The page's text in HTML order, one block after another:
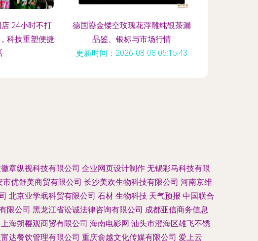
24小时不打
科技重塑便捷
德国鎏金镂空玫瑰花浮雕纯银茶漏
品鉴、银标与市场行情
更新时间：2026-08-08 05:15:43
章纵视科技有限公司 企业网页设计制作 无锡彩马科技有限
市优舒美商贸有限公司 长沙美欢生物科技有限公司 河南京维
北京业学珉科贸有限公司 石材 生物科技 天气预报 中国联合
限公司 黑龙江省讼诚法律咨询有限公司 成都亚信商务信息
上海朔樱观商贸有限公司 海南电影网 汕头市澄海区雄飞不锈
达餐饮管理有限公司 重庆俞越文化传媒有限公司 爱上云